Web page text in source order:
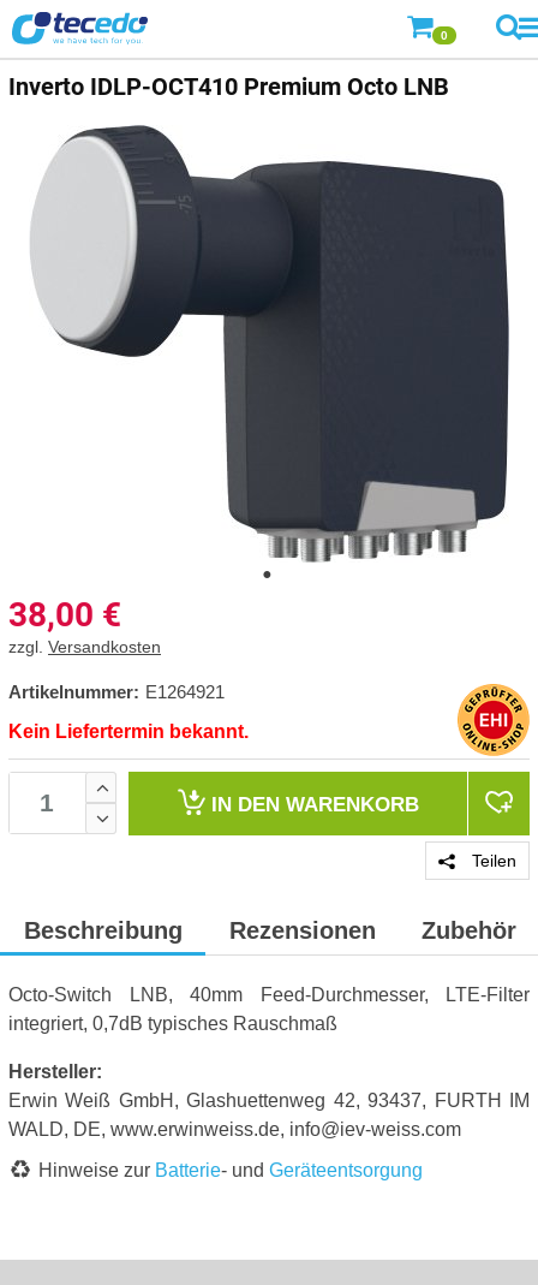
0
Inverto IDLP-OCT410 Premium Octo LNB
38,00 €
zzgl. Versandkosten
Artikelnummer: E1264921
Kein Liefertermin bekannt.
IN DEN WARENKORB
Teilen
Beschreibung Rezensionen Zubehör
Octo-Switch LNB, 40mm Feed-Durchmesser, LTE-Filter
integriert, 0,7dB typisches Rauschmaß
Hersteller:
Erwin Weiß GmbH, Glashuettenweg 42, 93437, FURTH IM
WALD, DE, www.erwinweiss.de, info@iev-weiss.com
Hinweise zur Batterie- und Geräteentsorgung